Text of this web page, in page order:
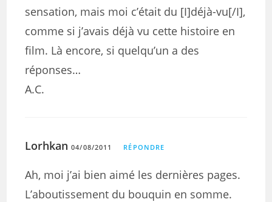
sensation, mais moi c’était du [I]déjà-vu[/I],
comme si j’avais déjà vu cette histoire en
film. Là encore, si quelqu’un a des
réponses…
A.C.
Lorhkan 04/08/2011 RÉPONDRE
Ah, moi j’ai bien aimé les dernières pages.
L’aboutissement du bouquin en somme.